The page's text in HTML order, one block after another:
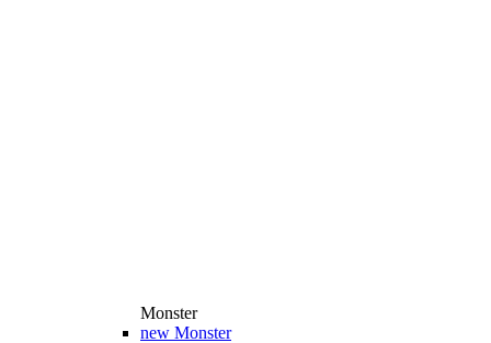
Monster
new Monster